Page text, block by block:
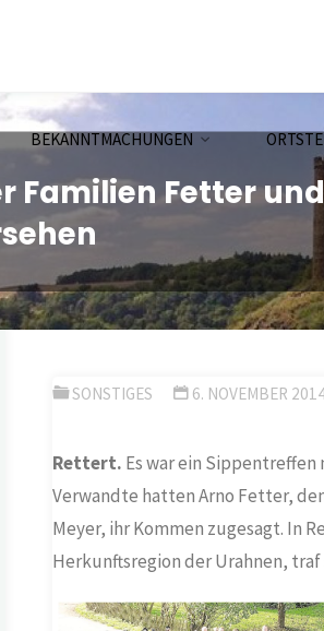
BEKANNTMACHUNGEN
Familien Fetter
SONSTIGES 6. NOVEMBER
Rettert. Es war ein
Verwandte hatten Arno Fetter,
Meyer, ihr Kommen zugesagt. In
Herkunftsregion der Urahnen,